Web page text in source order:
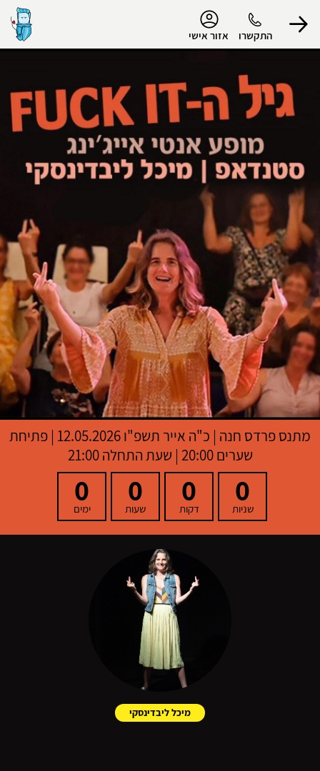
התקשרו אזור אישי
הפרופיל שלי
התנתק
מתנס פרדס חנה | כ"ה אייר תשפ"ו
12.05.2026 | פתיחת
שערים 20:00 | שעת התחלה 21:00
0
שניות
0
דקות
0
שעות
0
ימים
מיכל ליבדינסקי